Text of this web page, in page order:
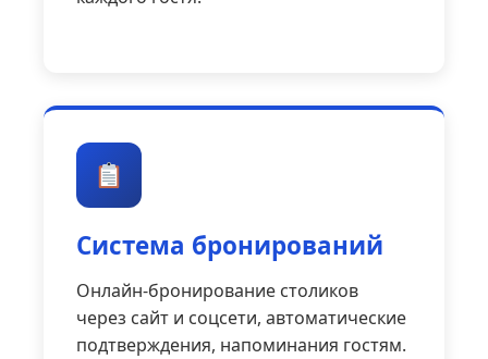
Система бронирований
Онлайн-бронирование столиков
через сайт и соцсети, автоматические
подтверждения, напоминания гостям.